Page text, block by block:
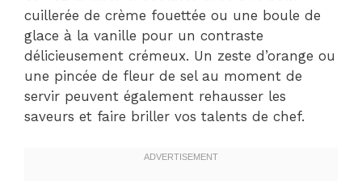
cuillerée de crème fouettée ou une boule de
glace à la vanille pour un contraste
délicieusement crémeux. Un zeste d’orange ou
une pincée de fleur de sel au moment de
servir peuvent également rehausser les
saveurs et faire briller vos talents de chef.